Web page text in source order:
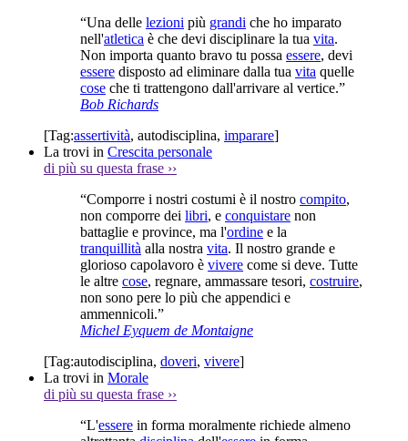
“Una delle lezioni più grandi che ho imparato
nell'atletica è che devi disciplinare la tua vita.
Non importa quanto bravo tu possa essere, devi
essere disposto ad eliminare dalla tua vita quelle
cose che ti trattengono dall'arrivare al vertice.”
Bob Richards
[Tag:assertività, autodisciplina, imparare]
La trovi in Crescita personale
di più su questa frase ››
“Comporre i nostri costumi è il nostro compito,
non comporre dei libri, e conquistare non
battaglie e province, ma l'ordine e la
tranquillità alla nostra vita. Il nostro grande e
glorioso capolavoro è vivere come si deve. Tutte
le altre cose, regnare, ammassare tesori, costruire,
non sono pere lo più che appendici e
ammennicoli.”
Michel Eyquem de Montaigne
[Tag:autodisciplina, doveri, vivere]
La trovi in Morale
di più su questa frase ››
“L'essere in forma moralmente richiede almeno